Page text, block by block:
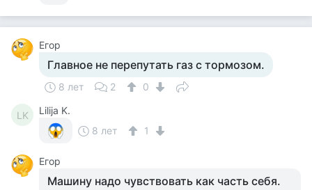
Егор
Главное не перепутать газ с тормозом.
8 лет 2 0
LK
Lilija K.
8 лет
1
Егор
Машину надо чувствовать как часть себя.